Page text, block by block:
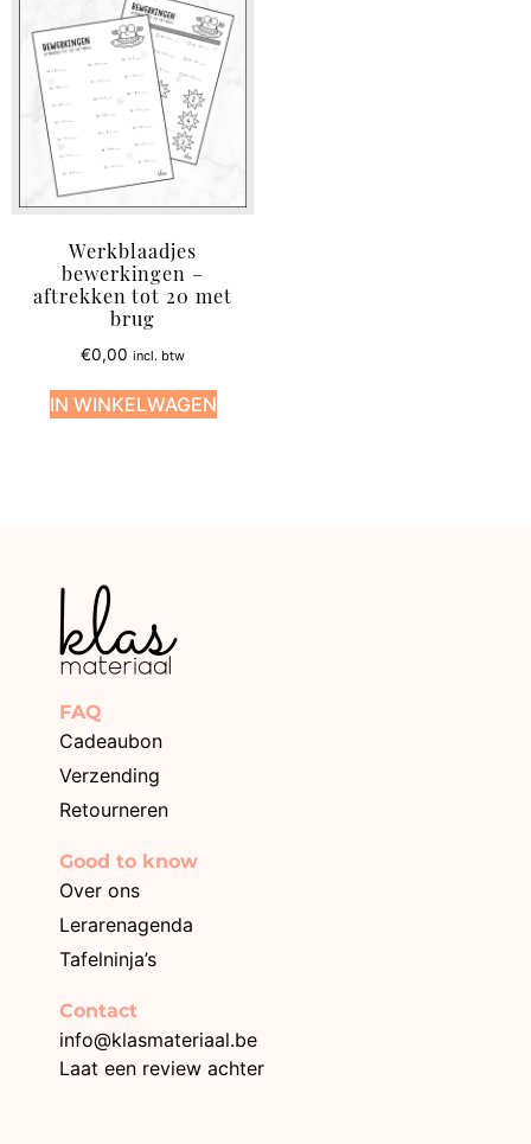
Werkblaadjes
bewerkingen –
aftrekken tot 20 met
brug
€0,00 incl. btw
IN WINKELWAGEN
FAQ
Cadeaubon
Verzending
Retourneren
Good to know
Over ons
Lerarenagenda
Tafelninja’s
Contact
info@klasmateriaal.be
Laat een review achter